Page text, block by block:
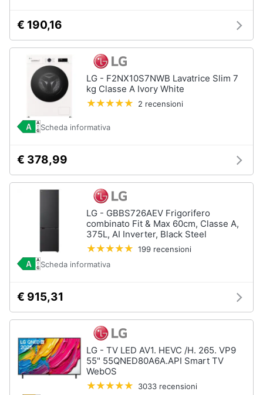
€ 190,16
LG - F2NX10S7NWB Lavatrice Slim 7
kg Classe A Ivory White
2 recensioni
Scheda informativa
€ 378,99
LG - GBBS726AEV Frigorifero
combinato Fit & Max 60cm, Classe A,
375L, AI Inverter, Black Steel
199 recensioni
Scheda informativa
€ 915,31
LG - TV LED AV1. HEVC /H. 265. VP9
55" 55QNED80A6A.API Smart TV
WebOS
3033 recensioni